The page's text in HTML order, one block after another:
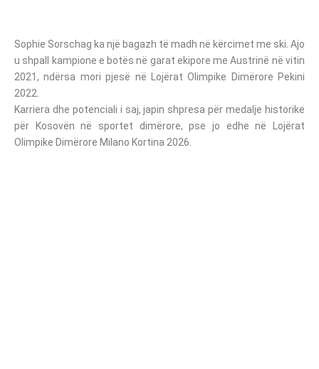
Sophie Sorschag ka një bagazh të madh në kërcimet me ski. Ajo
u shpall kampione e botës në garat ekipore me Austrinë në vitin
2021, ndërsa mori pjesë në Lojërat Olimpike Dimërore Pekini
2022.
Karriera dhe potenciali i saj, japin shpresa për medalje historike
për Kosovën në sportet dimërore, pse jo edhe në Lojërat
Olimpike Dimërore Milano Kortina 2026.